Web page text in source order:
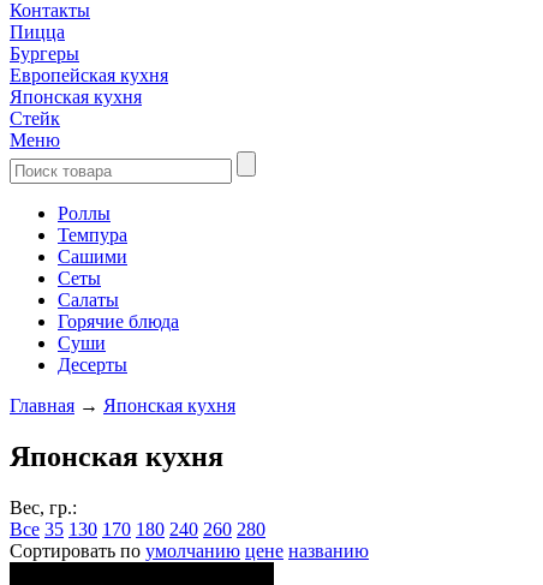
Контакты
Пицца
Бургеры
Европейская кухня
Японская кухня
Стейк
Меню
Роллы
Темпура
Сашими
Сеты
Салаты
Горячие блюда
Суши
Десерты
Главная → Японская кухня
Японская кухня
Вес, гр.:
Все 35 130 170 180 240 260 280
Сортировать по умолчанию цене названию